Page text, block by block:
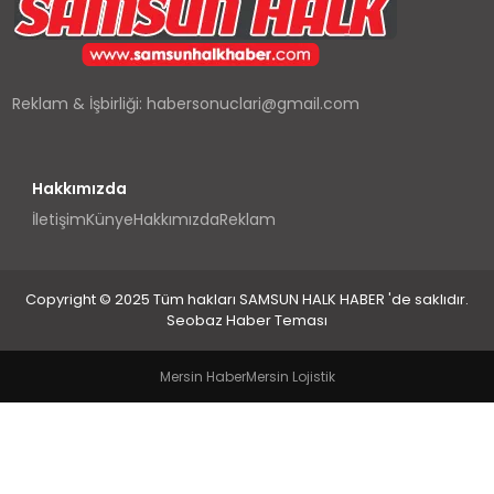
SPOR
TEKNOLOJI
Reklam & İşbirliği:habersonuclari@gmail.com
Hakkımızda
İletişimKünyeHakkımızdaReklam
Copyright © 2025 Tüm hakları SAMSUN HALK HABER 'de saklıdır.
Seobaz Haber Teması
Mersin HaberMersin Lojistik